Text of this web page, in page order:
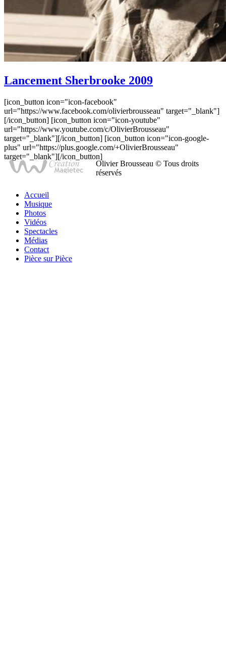
Lancement Sherbrooke 2009
[icon_button icon="icon-facebook"
url="https://www.facebook.com/olivierbrousseau" target="_blank"]
[/icon_button] [icon_button icon="icon-youtube"
url="https://www.youtube.com/c/OlivierBrousseau"
target="_blank"][/icon_button] [icon_button icon="icon-google-
plus" url="https://plus.google.com/+OlivierBrousseau"
target="_blank"][/icon_button]
Olivier Brousseau © Tous droits
réservés
Accueil
Musique
Photos
Vidéos
Spectacles
Médias
Contact
Pièce sur Pièce